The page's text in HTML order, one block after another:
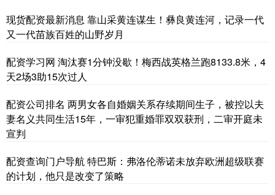
现货配资最新消息 靠山采黄连谋生！彝良黄连河，记录一代
又一代苗族百姓的山野岁月
配资学习网 淘汰赛1分钟没歇！梅西战英格兰跑8133.8米，4
天2场3助15次过人
配资公司排名 两男女各自婚姻关系存续期间生子，被控以夫
妻名义共同生活15年，一审犯重婚罪双双获刑，二审开庭未
宣判
配资查询门户导航 特巴斯：弗洛伦蒂诺未放弃欧洲超级联赛
的计划，他只是改变了策略